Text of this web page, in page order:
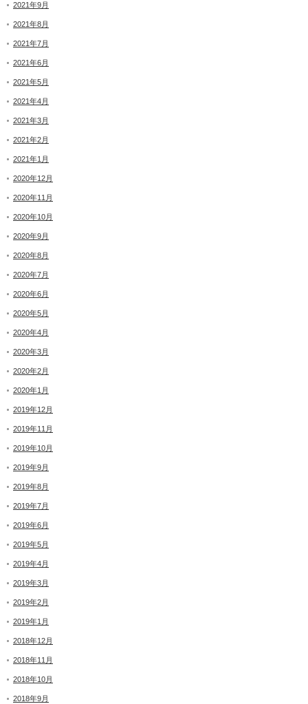
2021年9月
2021年8月
2021年7月
2021年6月
2021年5月
2021年4月
2021年3月
2021年2月
2021年1月
2020年12月
2020年11月
2020年10月
2020年9月
2020年8月
2020年7月
2020年6月
2020年5月
2020年4月
2020年3月
2020年2月
2020年1月
2019年12月
2019年11月
2019年10月
2019年9月
2019年8月
2019年7月
2019年6月
2019年5月
2019年4月
2019年3月
2019年2月
2019年1月
2018年12月
2018年11月
2018年10月
2018年9月